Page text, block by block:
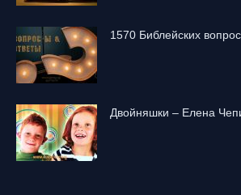
1570 Библейских
Двойняшки – Елена